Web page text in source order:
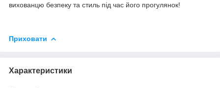
вихованцю безпеку та стиль під час його прогулянок!
Приховати
Характеристики